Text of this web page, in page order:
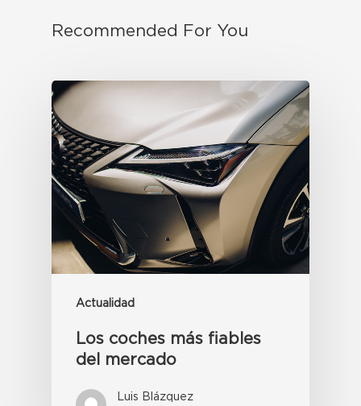
Recommended For You
Actualidad
Los coches más fiables
del mercado
Luis Blázquez